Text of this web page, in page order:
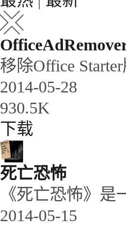
移除Office
2014-05-28
930.5K
下载
死亡恐怖
《死亡恐怖》
2014-05-15